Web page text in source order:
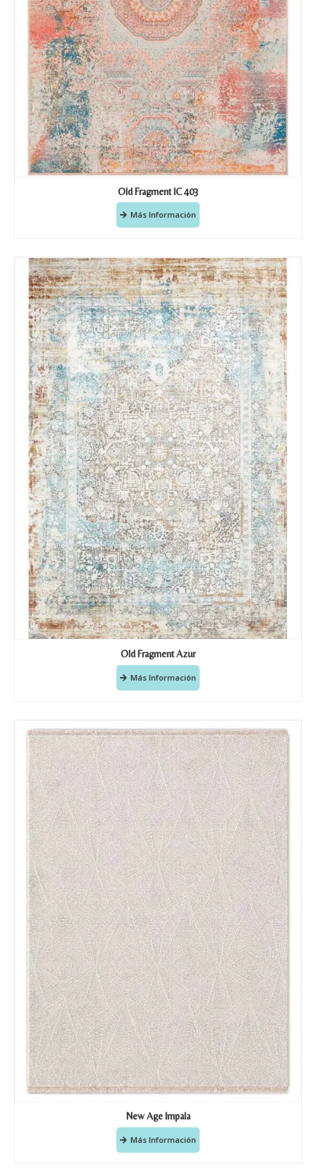
Old Fragment IC 403
Más Información
Old Fragment Azur
Más Información
New Age Impala
Más Información